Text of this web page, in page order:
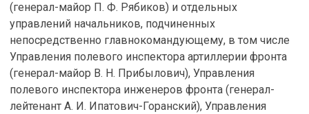
(генерал-майор П. Ф. Рябиков) и отдельных
управлений начальников, подчиненных
непосредственно главнокомандующему, в том числе
Управления полевого инспектора артиллерии фронта
(генерал-майор В. Н. Прибылович), Управления
полевого инспектора инженеров фронта (генерал-
лейтенант А. И. Ипатович-Горанский), Управления